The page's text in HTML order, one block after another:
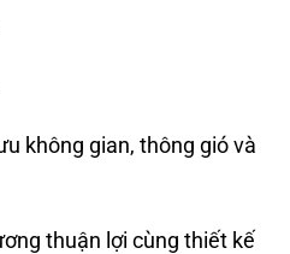
không gian, thông gió và
thuận lợi cùng thiết kế